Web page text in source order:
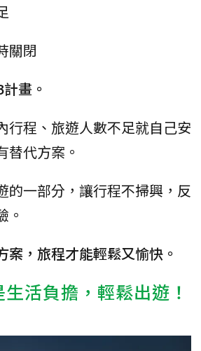
關閉
畫。
行程、旅遊人數不足就自己安
替代方案。
的一部分，讓行程不掃興，反
。
案，旅程才能輕鬆又愉快。
活負擔，輕鬆出遊！